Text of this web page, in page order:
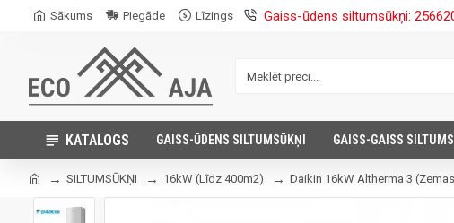
Sākums Piegāde Līzings Gaiss-ūdens siltumsūkņi:
KATALOGS GAISS-ŪDENS SILTUMSŪKŅI GAISS-GAISS
SILTUMSŪKŅI 16kW (Līdz 400m2) Daikin 16kW Altherma 3